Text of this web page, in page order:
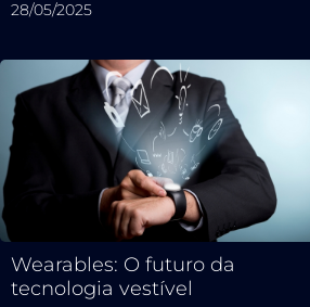
28/05/2025
Wearables: O futuro da
tecnologia vestível